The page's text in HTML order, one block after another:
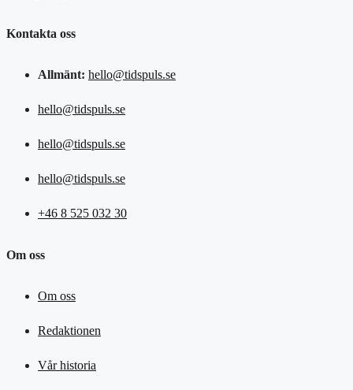
Kontakta oss
Allmänt: hello@tidspuls.se
hello@tidspuls.se
hello@tidspuls.se
hello@tidspuls.se
+46 8 525 032 30
Om oss
Om oss
Redaktionen
Vår historia